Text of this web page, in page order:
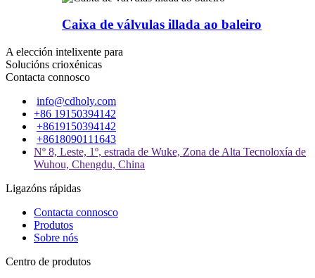
Caixa de válvulas illada ao baleiro
A elección intelixente para
Solucións crioxénicas
Contacta connosco
info@cdholy.com
+86 19150394142
+8619150394142
+8618090111643
Nº 8, Leste, 1º, estrada de Wuke, Zona de Alta Tecnoloxía de
Wuhou, Chengdu, China
Ligazóns rápidas
Contacta connosco
Produtos
Sobre nós
Centro de produtos